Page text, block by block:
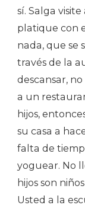
sí. Salga
platique con
nada, que se
través de la
descansar,
a un
hijos,
su casa a
falta de
yoguear. No
hijos son
Usted a la